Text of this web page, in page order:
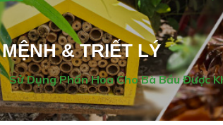
& TRIẾT LÝ
Sử Dụng Phấn Hoa Cho Bà Bầu Được